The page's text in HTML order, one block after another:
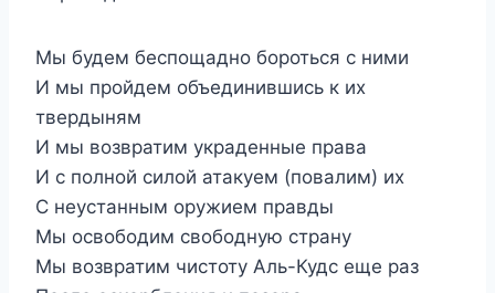
Мы будем беспощадно бороться с ними
И мы пройдем объединившись к их
твердыням
И мы возвратим украденные права
И с полной силой атакуем (повалим) их
С неустанным оружием правды
Мы освободим свободную страну
Мы возвратим чистоту Аль-Кудс еще раз